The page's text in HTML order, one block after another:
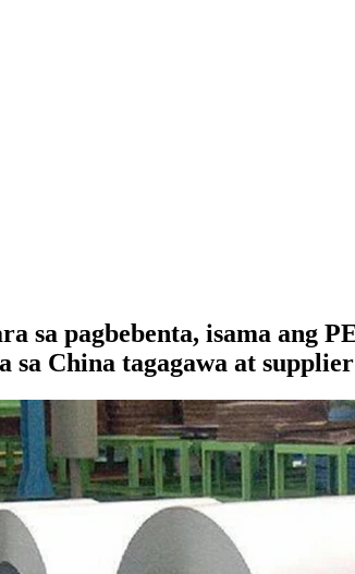
sa pagbebenta, isama ang
sa China tagagawa at supplier